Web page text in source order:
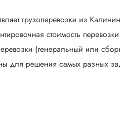
грузоперевозки из
стоимость
(генеральный или
для решения самых разных